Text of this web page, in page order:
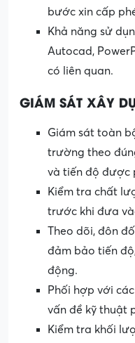
bước xin cấp
Khả năng sử
Autocad,
có liên quan.
GIÁM SÁT XÂY
Giám sát toàn
trường theo
và tiến độ được
Kiểm tra chất
trước khi đưa
Theo dõi, đôn
đảm bảo tiến
động.
Phối hợp với
vấn đề kỹ thuật
Kiểm tra khối